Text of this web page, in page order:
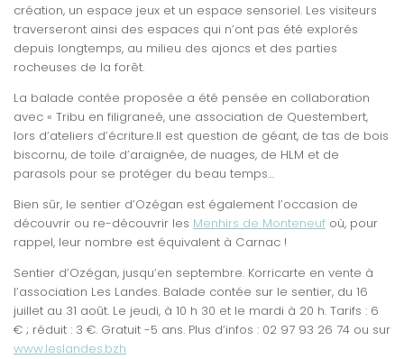
création, un espace jeux et un espace sensoriel. Les visiteurs
traverseront ainsi des espaces qui n’ont pas été explorés
depuis longtemps, au milieu des ajoncs et des parties
rocheuses de la forêt.
La balade contée proposée a été pensée en collaboration
avec « Tribu en filigraneé, une association de Questembert,
lors d’ateliers d’écriture.Il est question de géant, de tas de bois
biscornu, de toile d’araignée, de nuages, de HLM et de
parasols pour se protéger du beau temps…
Bien sûr, le sentier d’Ozégan est également l’occasion de
découvrir ou re-découvrir les Menhirs de Monteneuf où, pour
rappel, leur nombre est équivalent à Carnac !
Sentier d’Ozégan, jusqu’en septembre. Korricarte en vente à
l’association Les Landes. Balade contée sur le sentier, du 16
juillet au 31 août. Le jeudi, à 10 h 30 et le mardi à 20 h. Tarifs : 6
€ ; réduit : 3 €. Gratuit -5 ans. Plus d’infos : 02 97 93 26 74 ou sur
www.leslandes.bzh